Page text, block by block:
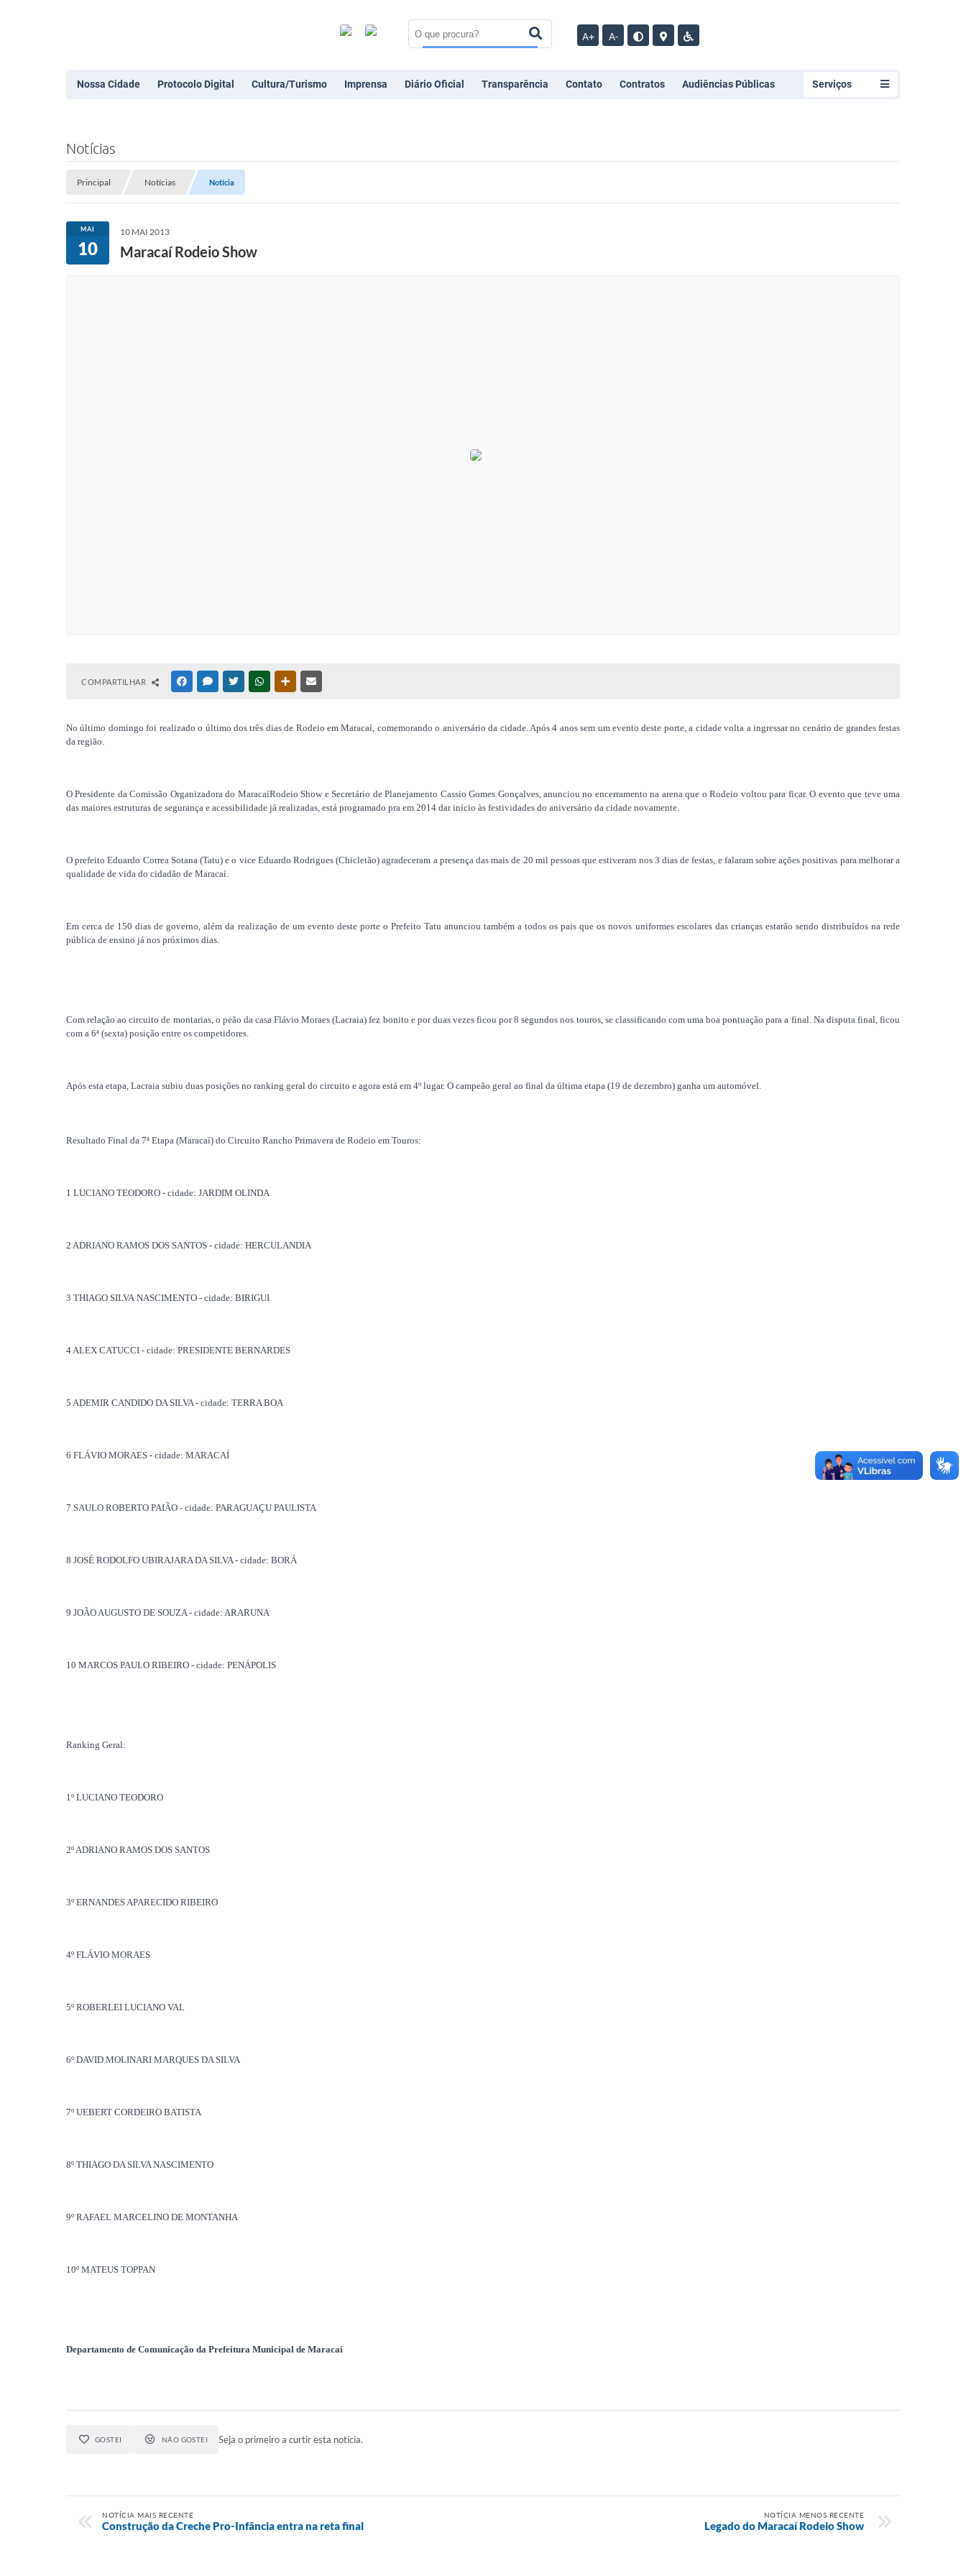
A+ A-
Nossa Cidade Protocolo Digital Cultura/Turismo Imprensa Diário Oficial Transparência Contato Contratos Audiências Públicas Serviços
Notícias
Principal Notícias Notícia
MAI
10
10 MAI 2013
Maracaí Rodeio Show
COMPARTILHAR FACEBOOKMESSENGER
TWITTERWHATSAPPOUTRAS MÍDIAS
No último domingo foi realizado o último dos três dias de Rodeio emMaracaí, comemorando o aniversário da cidade. Após 4 anos sem um evento deste porte, a cidade volta a ingressar no cenário de grandes festas
da região.
O Presidente da Comissão Organizadora do MaracaíRodeio Show e Secretário de Planejamento Cassio Gomes Gonçalves, anunciou no encerramento na arena que o Rodeio voltou para ficar. O evento que teve uma
das maiores estruturas de segurança e acessibilidade já realizadas, está programado pra em 2014 dar início às festividades do aniversário da cidade novamente.
O prefeito Eduardo Correa Sotana(Tatu) e o vice Eduardo Rodrigues (Chicletão) agradeceram a presença das mais de 20 mil pessoas queestiveram nos3 dias de festas, e falaram sobre ações positivas para melhorar a
qualidade de vida do cidadão de Maracaí.
Em cerca de 150 dias de governo, além da realização de um evento deste porte o Prefeito Tatu anunciou também a todos os pais que os novos uniformes escolares das crianças estarão sendo distribuídos na rede
pública de ensino já nos próximos dias.
Com relação ao circuito de montarias, o peão da casa Flávio Moraes (Lacraia) fez bonito e por duas vezes ficou por 8 segundos nos touros, se classificando com uma boa pontuação para a final. Na disputa final, ficou
com a 6ª (sexta) posição entre os competidores.
Após esta etapa, Lacraia subiu duas posições no ranking geral do circuito e agora está em 4º lugar. O campeão geral ao final da última etapa (19 de dezembro) ganha um automóvel.
Resultado Final da 7ª Etapa (Maracaí) do Circuito Rancho Primavera de Rodeio em Touros:
1 LUCIANO TEODORO - cidade: JARDIM OLINDA
2 ADRIANO RAMOS DOS SANTOS - cidade: HERCULANDIA
3 THIAGO SILVA NASCIMENTO - cidade: BIRIGUI
4 ALEX CATUCCI - cidade: PRESIDENTE BERNARDES
5 ADEMIR CANDIDO DA SILVA - cidade: TERRA BOA
6 FLÁVIO MORAES - cidade: MARACAÍ
7 SAULO ROBERTO PAIÃO - cidade: PARAGUAÇU PAULISTA
8 JOSÉ RODOLFO UBIRAJARA DA SILVA - cidade: BORÁ
9 JOÃO AUGUSTO DE SOUZA - cidade: ARARUNA
10 MARCOS PAULO RIBEIRO - cidade: PENÁPOLIS
Ranking Geral:
1º LUCIANO TEODORO
2º ADRIANO RAMOS DOS SANTOS
3º ERNANDES APARECIDO RIBEIRO
4º FLÁVIO MORAES
5º ROBERLEI LUCIANO VAL
6º DAVID MOLINARI MARQUES DA SILVA
7º UEBERT CORDEIRO BATISTA
8º THIAGO DA SILVA NASCIMENTO
9º RAFAEL MARCELINO DE MONTANHA
10º MATEUS TOPPAN
Departamento de Comunicação da Prefeitura Municipal de Maracaí
GOSTEI NÃO GOSTEI Seja o primeiro a curtir esta notícia.
NOTÍCIA MAIS RECENTE
Construção da Creche Pro-Infância entra na reta final
NOTÍCIA MENOS RECENTE
Legado do Maracaí Rodeio Show